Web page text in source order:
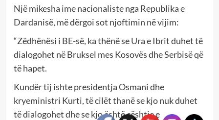
Një mikesha ime nacionaliste nga Republika e
Dardanisë, më dërgoi sot njoftimin në vijim:
“Zëdhënësi i BE-së, ka thënë se Ura e Ibrit duhet të
dialogohet në Bruksel mes Kosovës dhe Serbisë që
të hapet.
Kundër tij ishte presidentja Osmani dhe
kryeministri Kurti, të cilët thanë se kjo nuk duhet
të dialogohet dhe se kjo është çështje e